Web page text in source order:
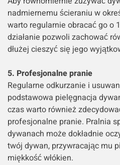
nadmiernemu ścieraniu w
warto regularnie obracać go o
działanie pozwoli zachować
dłużej cieszyć się jego
5. Profesjonalne pranie
Regularne odkurzanie i
podstawowa pielęgnacja
czas warto również
profesjonalne pranie. Pralnia
dywanach może dokładnie
twój dywan, przywracając mu
miękkość włókien.